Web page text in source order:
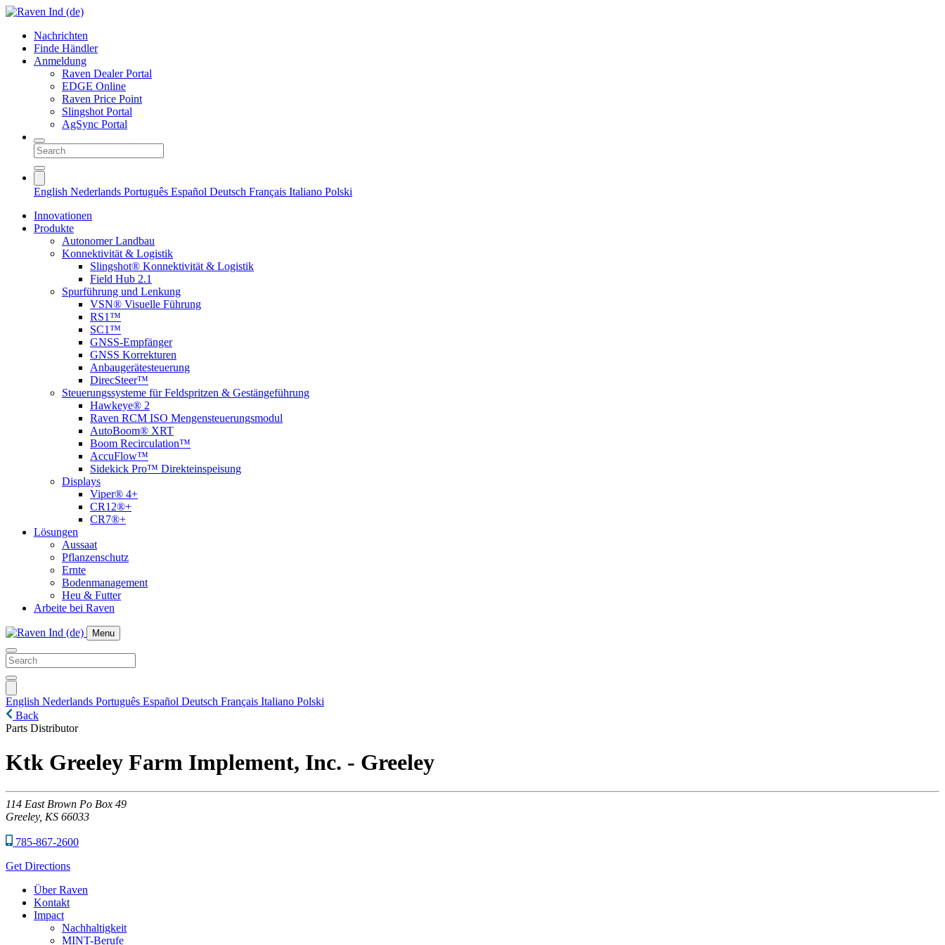
Nachrichten
Finde Händler
Anmeldung
Raven Dealer Portal
EDGE Online
Raven Price Point
Slingshot Portal
AgSync Portal
English Nederlands Português Español Deutsch Français Italiano Polski
Innovationen
Produkte
Autonomer Landbau
Konnektivität & Logistik
Slingshot® Konnektivität & Logistik
Field Hub 2.1
Spurführung und Lenkung
VSN® Visuelle Führung
RS1™
SC1™
GNSS-Empfänger
GNSS Korrekturen
Anbaugerätesteuerung
DirecSteer™
Steuerungssysteme für Feldspritzen & Gestängeführung
Hawkeye® 2
Raven RCM ISO Mengensteuerungsmodul
AutoBoom® XRT
Boom Recirculation™
AccuFlow™
Sidekick Pro™ Direkteinspeisung
Displays
Viper® 4+
CR12®+
CR7®+
Lösungen
Aussaat
Pflanzenschutz
Ernte
Bodenmanagement
Heu & Futter
Arbeite bei Raven
Menu
English Nederlands Português Español Deutsch Français Italiano Polski
Back
Parts Distributor
Ktk Greeley Farm Implement, Inc. - Greeley
114 East Brown Po Box 49
Greeley, KS 66033
785-867-2600
Get Directions
Über Raven
Kontakt
Impact
Nachhaltigkeit
MINT-Berufe